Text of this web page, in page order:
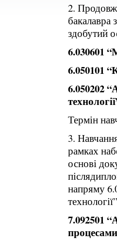
2.
здобутий
6.030601
6.050101
6.050202
Термін
3.
рамках
основі
напряму
7.092501